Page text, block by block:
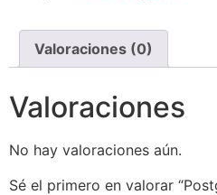
Valoraciones (0)
Valoraciones
No hay valoraciones aún.
Sé el primero en valorar